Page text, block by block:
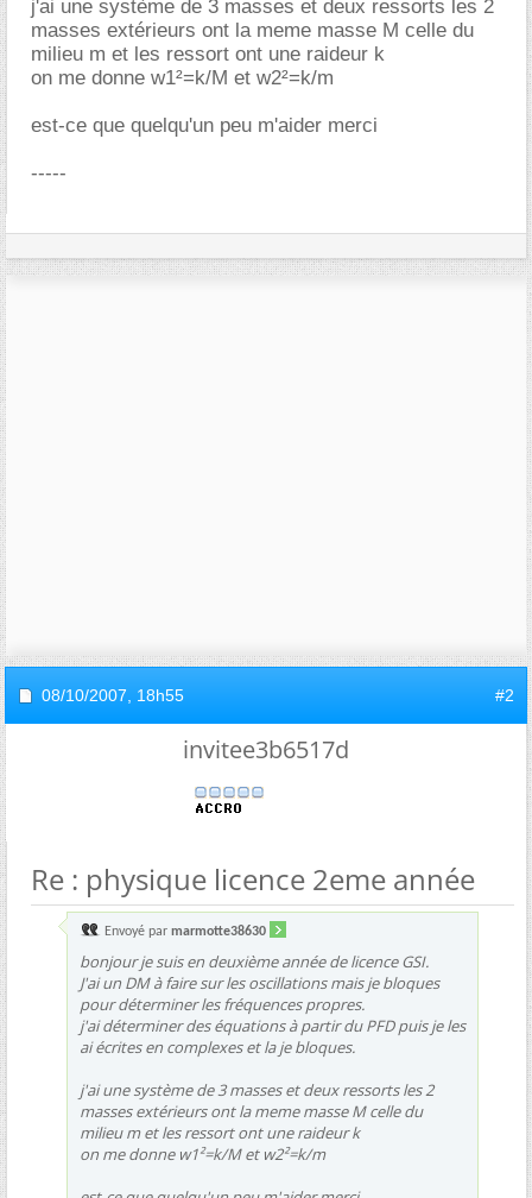
j'ai une système de 3 masses et deux ressorts les 2
masses extérieurs ont la meme masse M celle du
milieu m et les ressort ont une raideur k
on me donne w1²=k/M et w2²=k/m
est-ce que quelqu'un peu m'aider merci
-----
08/10/2007, 18h55 #2
invitee3b6517d
Re : physique licence 2eme année
Envoyé par marmotte38630
bonjour je suis en deuxième année de licence GSI.
J'ai un DM à faire sur les oscillations mais je bloques
pour déterminer les fréquences propres.
j'ai déterminer des équations à partir du PFD puis je les
ai écrites en complexes et la je bloques.
j'ai une système de 3 masses et deux ressorts les 2
masses extérieurs ont la meme masse M celle du
milieu m et les ressort ont une raideur k
on me donne w1²=k/M et w2²=k/m